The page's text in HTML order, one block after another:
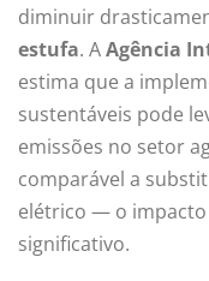
diminuir
estufa. AAgência
estima que a
sustentáveis pode
emissões no setor
comparável a
elétrico — o impacto
significativo.